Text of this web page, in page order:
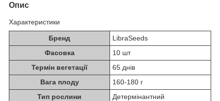
Опис
Характеристики
Бренд
LibraSeeds
Фасовка
10 шт
Термін вегетації
65 днів
Вага плоду
160-180 г
Тип рослини
Детермінантний